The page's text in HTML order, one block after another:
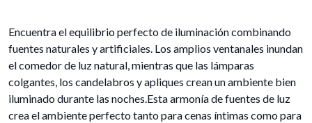
Encuentra el equilibrio perfecto de iluminación combinando
fuentes naturales y artificiales. Los amplios ventanales inundan
el comedor de luz natural, mientras que las lámparas
colgantes, los candelabros y apliques crean un ambiente bien
iluminado durante las noches.Esta armonía de fuentes de luz
crea el ambiente perfecto tanto para cenas íntimas como para